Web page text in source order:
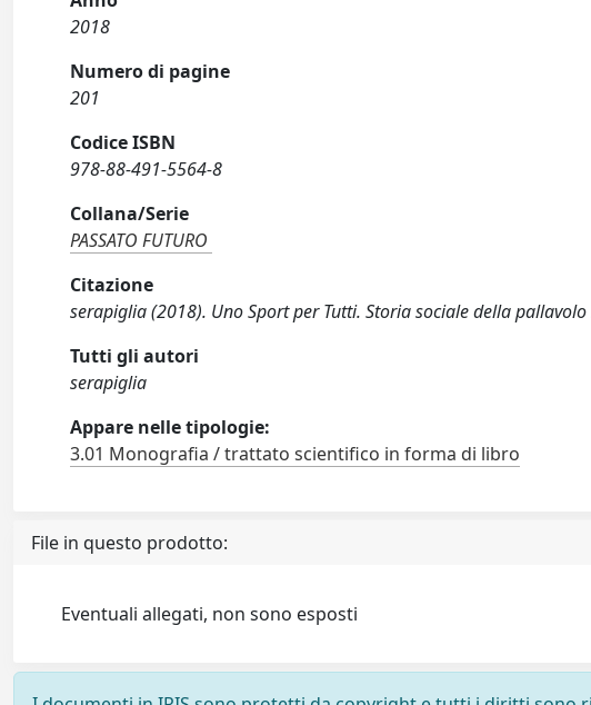
2018
Numero di pagine
201
Codice ISBN
978-88-491-5564-8
Collana/Serie
PASSATO FUTURO
Citazione
serapiglia (2018). Uno Sport per Tutti. Storia sociale della
Tutti gli autori
serapiglia
Appare nelle tipologie:
3.01 Monografia / trattato scientifico in forma di libro
File in questo prodotto:
Eventuali allegati, non sono esposti